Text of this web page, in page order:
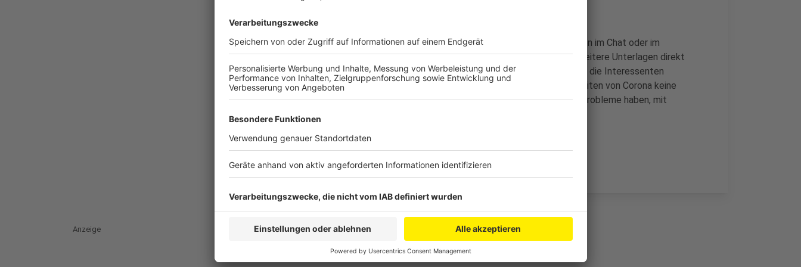
Azubis und Ausbilder von RWE, Lanxess und Covestro beantworten im Chat oder im
Videogespräch Fragen. Anschließend können sich Schüler ohne weitere Unterlagen direkt
online auf einen Ausbildungsplatz bewerben. Die Teilnahme ist für die Interessenten
kostenlos.
Hier
geht es zur Anmeldung. Hintergrund ist, dass in Zeiten von Corona keine
analogen Ausbildungsplatzmessen stattfinden und Jugendliche Probleme haben, mit
Anzeige
Anzeige